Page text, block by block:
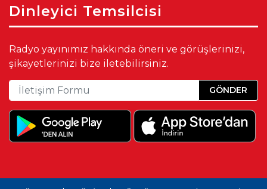
Dinleyici Temsilcisi
Radyo yayınımız hakkında öneri ve görüşlerinizi,
şikayetlerinizi bize iletebilirsiniz.
GÖNDER